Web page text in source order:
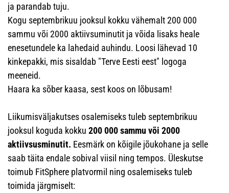
ja parandab tuju.
Kogu septembrikuu jooksul kokku vähemalt 200 000
sammu või 2000 aktiivsuminutit ja võida lisaks heale
enesetundele ka lahedaid auhindu. Loosi lähevad 10
kinkepakki, mis sisaldab "Terve Eesti eest" logoga
meeneid.
Haara ka sõber kaasa, sest koos on lõbusam!
Liikumisväljakutses osalemiseks tuleb septembrikuu
jooksul koguda kokku 200 000 sammu või 2000
aktiivsusminutit. Eesmärk on kõigile jõukohane ja selle
saab täita endale sobival viisil ning tempos. Üleskutse
toimub FitSphere platvormil ning osalemiseks tuleb
toimida järgmiselt: